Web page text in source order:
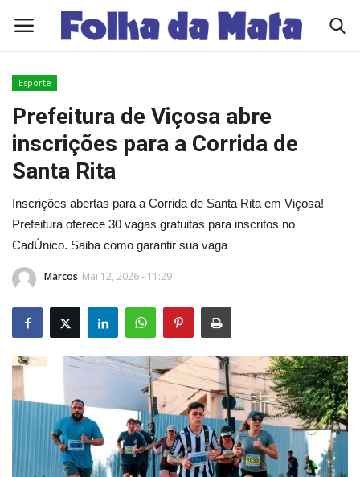
Quem Somos
Como Anunciar
Eleições 2026
Edições Diárias - NOTÍCIAS DO DIA
Polícia/Acidente
Viçosa
Cultura
UFV
Esporte
Prefeitura de Viçosa abre
inscrições para a Corrida de
Santa Rita
Inscrições abertas para a Corrida de Santa Rita em Viçosa!
Prefeitura oferece 30 vagas gratuitas para inscritos no
CadÚnico. Saiba como garantir sua vaga
Marcos Mai 12, 2026 - 11:29